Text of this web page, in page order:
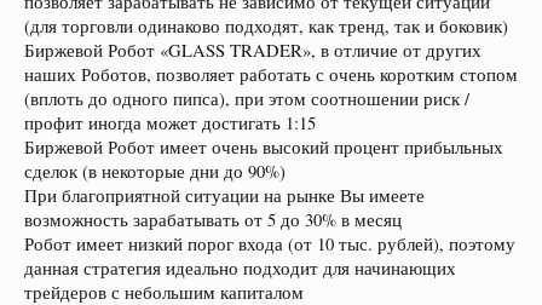
(для торговли одинаково подходят, как тренд, так и боковик)
Биржевой Робот «GLASS TRADER», в отличие от других
наших Роботов, позволяет работать с очень коротким стопом
(вплоть до одного пипса), при этом соотношении риск /
профит иногда может достигать 1:15
Биржевой Робот имеет очень высокий процент прибыльных
сделок (в некоторые дни до 90%)
При благоприятной ситуации на рынке Вы имеете
возможность зарабатывать от 5 до 30% в месяц
Робот имеет низкий порог входа (от 10 тыс. рублей), поэтому
данная стратегия идеально подходит для начинающих
трейдеров с небольшим капиталом